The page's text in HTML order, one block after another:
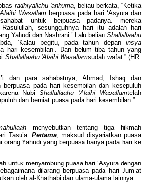
radhiyallahu 'anhuma, beliau berkata, “Ketika
Wasallamberpuasa pada hari ‘Asyura dan
untuk berpuasa padanya, mereka
Rasulullah, sesungguhnya hari itu adalah hari
Yahudi dan Nashrani.’ Lalu beliau Shallallaahu
‘Kalau begitu, pada tahun depan insya
hari kesembilan’. Dan belum tiba tahun yang
Shallallaahu 'Alaihi Wasallamsudah wafat.” (HR.
dan para sahabatnya, Ahmad, Ishaq dan
berpuasa pada hari kesembilan dan kesepuluh
NabiShallallaahu 'Alaihi Wasallamtelah
dan berniat puasa pada hari kesembilan.”
menyebutkan tentang tiga hikmah
Tasu’a:Pertama, maksud disyariatkan puasa
orang Yahudi yang berpuasa hanya pada hari ke
untuk menyambung puasa hari ‘Asyura dengan
dilarang berpuasa pada hari Jum’at
oleh al-Khathabi dan ulama-ulama lainnya.